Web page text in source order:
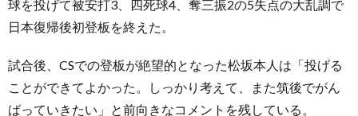
球を投げて被安打3、四死球4、奪三振2の5失点の大乱調で
日本復帰後初登板を終えた。
試合後、CSでの登板が絶望的となった松坂本人は「投げる
ことができてよかった。しっかり考えて、また筑後でがん
ばっていきたい」と前向きなコメントを残している。